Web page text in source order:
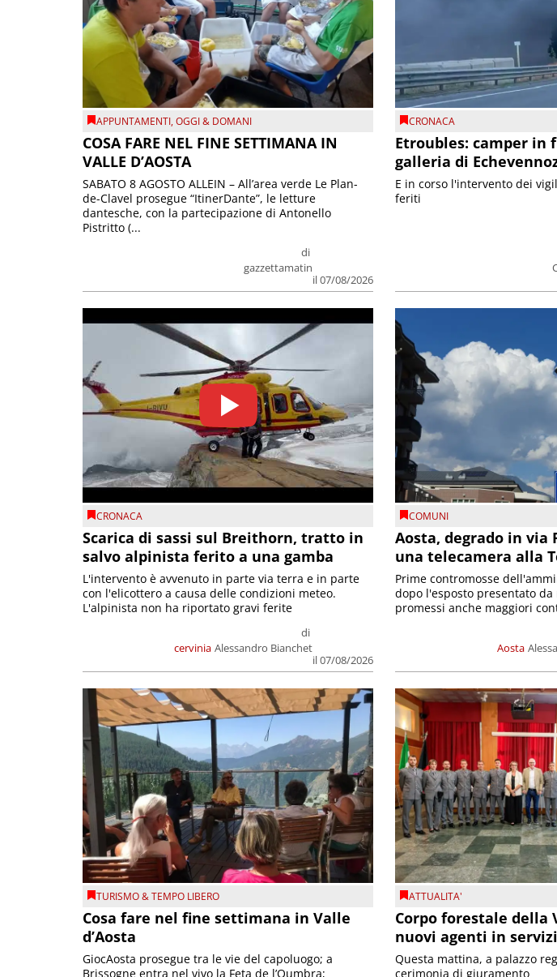
APPUNTAMENTI,OGGI & DOMANI
COSA FARE NEL FINE SETTIMANA IN
VALLE D’AOSTA
di
gazzettamatin
il 07/08/2026
SABATO 8 AGOSTO ALLEIN – All’area verde Le Plan-
de-Clavel prosegue “ItinerDante”, le letture
dantesche, con la partecipazione di Antonello
Pistritto (...
CRONACA
Etroubles: camper in
galleria di
E in corso l'intervento dei
feriti
CRONACA
Scarica di sassi sul Breithorn, tratto in
salvo alpinista ferito a una gamba
cervinia
di
Alessandro Bianchet
il 07/08/2026
L'intervento è avvenuto in parte via terra e in parte
con l'elicottero a causa delle condizioni meteo.
L'alpinista non ha riportato gravi ferite
COMUNI
Aosta, degrado in via
una telecamera alla
Aosta
Prime contromosse
dopo l'esposto presentato
promessi anche maggiori
TURISMO & TEMPO LIBERO
Cosa fare nel fine settimana in Valle
d’Aosta
GiocAosta prosegue tra le vie del capoluogo; a
Brissogne entra nel vivo la Feta de l’Oumbra;
ATTUALITA'
Corpo forestale della
nuovi agenti in
Questa mattina, a palazzo
cerimonia di giuramento